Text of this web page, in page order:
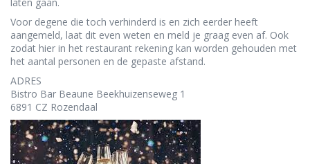
Voor degene die toch verhinderd is en zich eerder heeft
aangemeld, laat dit even weten en meld je graag even af. Ook
zodat hier in het restaurant rekening kan worden gehouden met
het aantal personen en de gepaste afstand.
ADRES
Bistro Bar Beaune Beekhuizenseweg 1
6891 CZ Rozendaal